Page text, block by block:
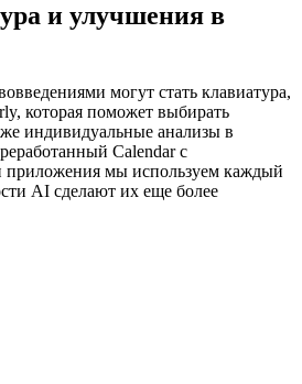
и улучшения в
могут стать клавиатура,
которая поможет выбирать
индивидуальные анализы в
Calendar с
приложения мы используем каждый
AI сделают их еще более